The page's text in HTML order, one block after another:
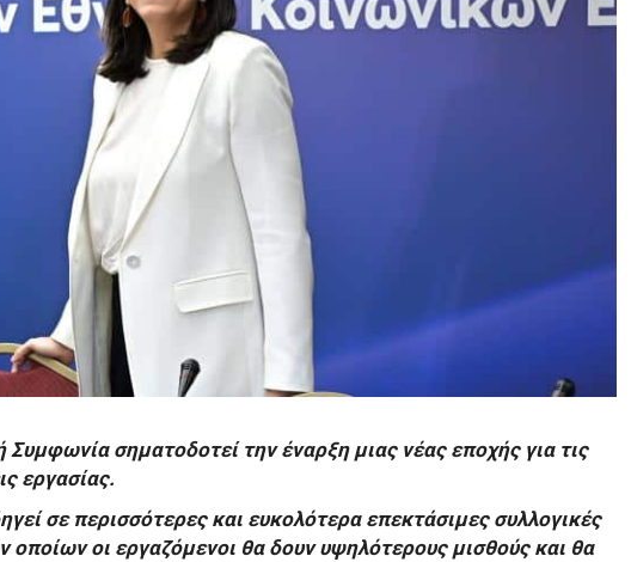
Συμφωνία σηματοδοτεί την έναρξη μιας νέας εποχής για τις
εργασίας.
σε περισσότερες και ευκολότερα επεκτάσιμες συλλογικές
οι εργαζόμενοι θα δουν υψηλότερους μισθούς και θα